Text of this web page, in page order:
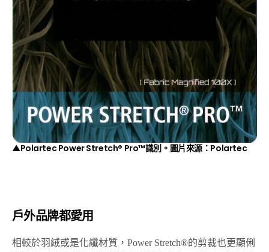
▲Polartec Power Stretch® Pro™識別。圖片來源： Polartec
戶外品牌都愛用
相較於羽絨或是化纖材質，Power Stretch®的剪裁也更顯俐